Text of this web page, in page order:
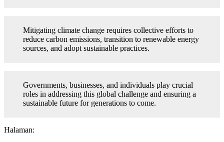
Mitigating climate change requires collective efforts to
reduce carbon emissions, transition to renewable energy
sources, and adopt sustainable practices.
Governments, businesses, and individuals play crucial
roles in addressing this global challenge and ensuring a
sustainable future for generations to come.
Halaman: